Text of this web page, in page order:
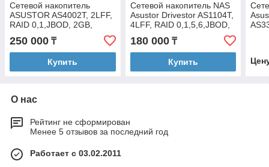
Сетевой накопитель
ASUSTOR AS4002T, 2LFF,
RAID 0,1,JBOD, 2GB,
2xGbE, 1x10GbE, 2xUSB
3.2
250 000 ₸
Купить
Сетевой накопитель NAS
Asustor Drivestor AS1104T,
4LFF, RAID 0,1,5,6,JBOD,
1GB, 1x2.5GbE, 2xUSB
3.2, 90W
180 000₸
Купить
О нас
Рейтинг не сформирован
Менее 5 отзывов за последний год
Работает с 03.02.2011